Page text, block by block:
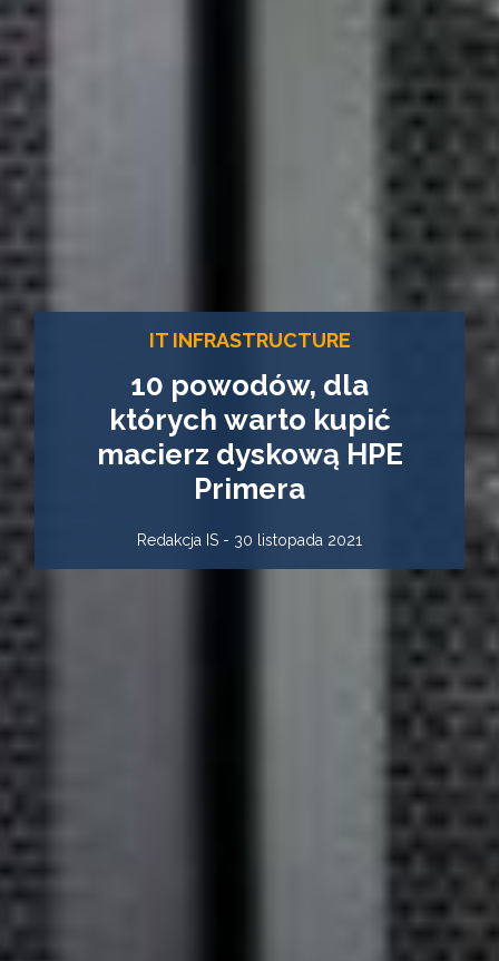
IT INFRASTRUCTURE
10 powodów, dla
których warto kupić
macierz dyskową HPE
Primera
Redakcja IS - 30 listopada 2021